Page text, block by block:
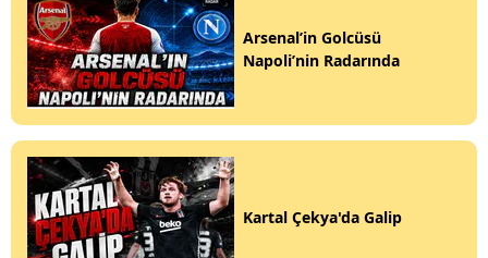
Arsenal’in Golcüsü
Napoli’nin Radarında
Kartal Çekya'da Galip